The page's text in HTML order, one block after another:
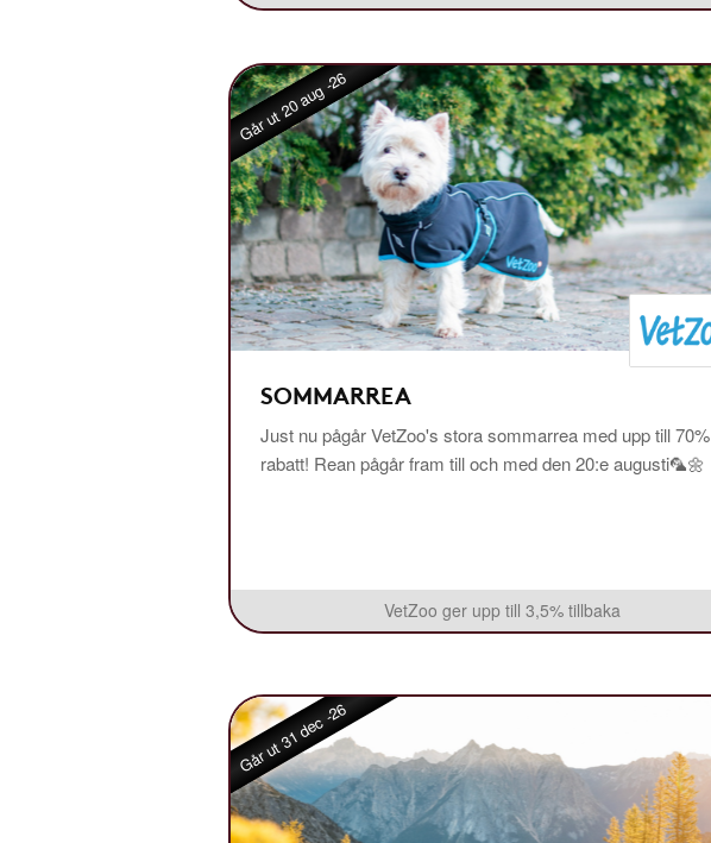
Går ut 20 aug -26
SOMMARREA
Just nu pågår VetZoo's stora sommarrea med upp till 70%
rabatt! Rean pågår fram till och med den 20:e augusti🦜🌼
VetZoo ger upp till 3,5% tillbaka
Går ut 31 dec -26